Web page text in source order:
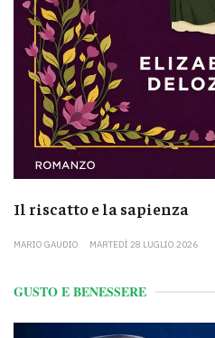
Il riscatto e la sapienza
MARIO GAUDIO MARTEDÌ 28 LUGLIO 2026
GUSTO E BENESSERE